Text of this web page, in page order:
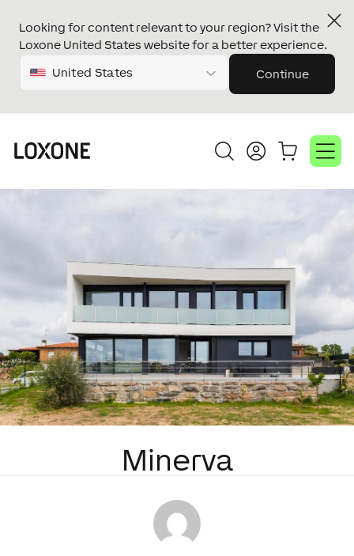
Looking for content relevant to your region? Visit the
Loxone United States website for a better experience.
United States Continue
Minerva